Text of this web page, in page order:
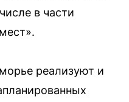
в части
реализуют и